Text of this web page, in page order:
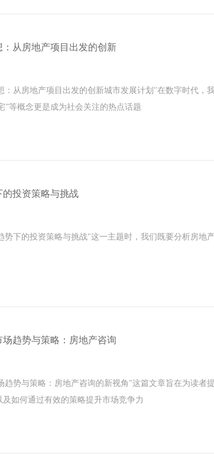
从房地产项目出发的创新
从房地产项目出发的创新城市发展计划"在数字时代，
”等概念更是成为社会关注的热点话题
的投资策略与挑战
下的投资策略与挑战"这一主题时，我们既要分析房地
趋势与策略：房地产咨询
势与策略：房地产咨询的新视角"这篇文章旨在为读者
如何通过有效的策略提升市场竞争力